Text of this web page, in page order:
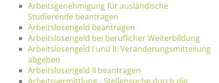
Arbeitsgenehmigung für ausländische
Studierende beantragen
Arbeitslosengeld beantragen
Arbeitslosengeld bei beruflicher Weiterbildung
Arbeitslosengeld I und II: Veränderungsmitteilung
abgeben
Arbeitslosengeld II beantragen
Arbeitsvermittlung - Stellensuche durch die